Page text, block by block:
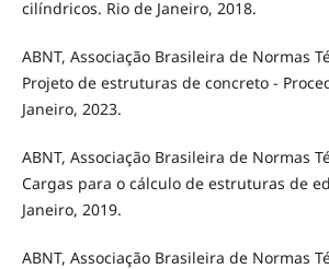
cilíndricos. Rio de Janeiro, 2018.
ABNT, Associação Brasileira de Normas
Projeto de estruturas de concreto -
Janeiro, 2023.
ABNT, Associação Brasileira de Normas
Cargas para o cálculo de estruturas de
Janeiro, 2019.
ABNT, Associação Brasileira de Normas